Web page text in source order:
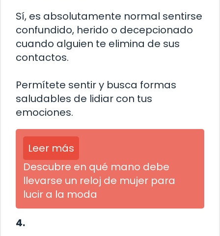
Sí, es absolutamente normal sentirse
confundido, herido o decepcionado
cuando alguien te elimina de sus
contactos.
Permítete sentir y busca formas
saludables de lidiar con tus
emociones.
Leer más
Descubre en qué mano debe
llevarse un reloj de mujer para
lucir a la moda
4.